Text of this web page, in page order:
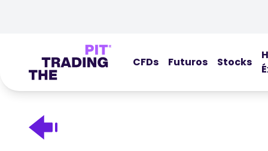
CFDs Futuros Stocks